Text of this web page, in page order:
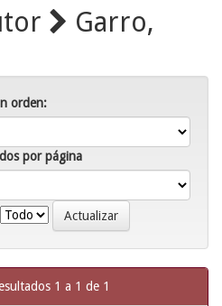
Garro,
orden:
por página
1 a 1 de 1